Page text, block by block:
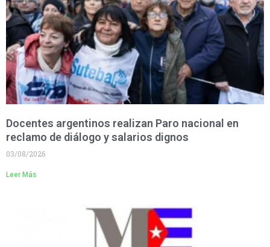
Docentes argentinos realizan Paro nacional en
reclamo de diálogo y salarios dignos
03/08/2026
Leer Más